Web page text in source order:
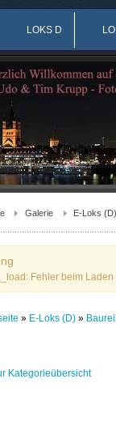
LOKS D
Galerie E-Loks (D)
Fehler beim
» E-Loks (D) »
Kategorieübersicht